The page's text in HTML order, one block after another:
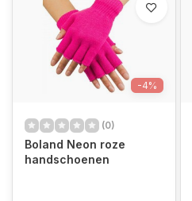
-4%
(0)
Boland Neon roze
handschoenen